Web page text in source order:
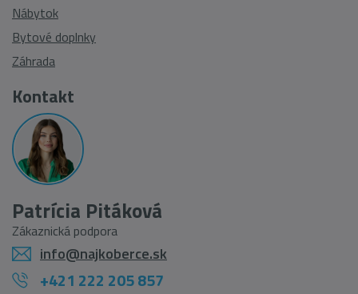
Nábytok
Bytové doplnky
Záhrada
Kontakt
Patrícia Pitáková
Zákaznická podpora
info@najkoberce.sk
+421 222 205 857